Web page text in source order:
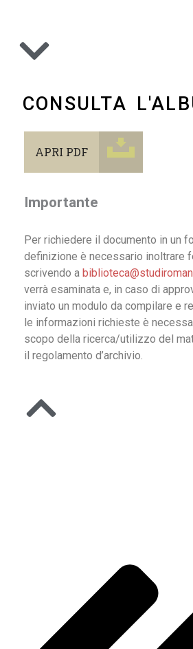
CONSULTA
APRI PDF
Importante
Per richiedere il documento in un
definizione è necessario inoltrare
scrivendo a
verrà esaminata e, in caso di
inviato un modulo da compilare e
le informazioni richieste è
scopo della ricerca/utilizzo del
il regolamento d’archivio.